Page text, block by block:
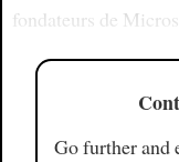
fondateurs de
Go further